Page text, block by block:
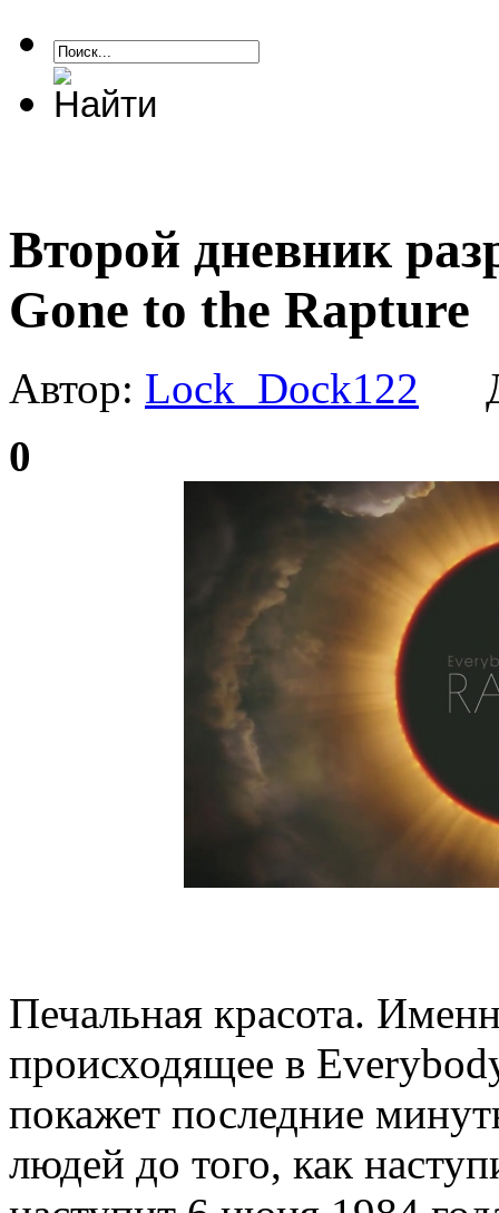
Второй дневник
Gone to the Rapture
Автор: Lock_Dock122
0
Печальная красота.
происходящее в
покажет последние
людей до того, как